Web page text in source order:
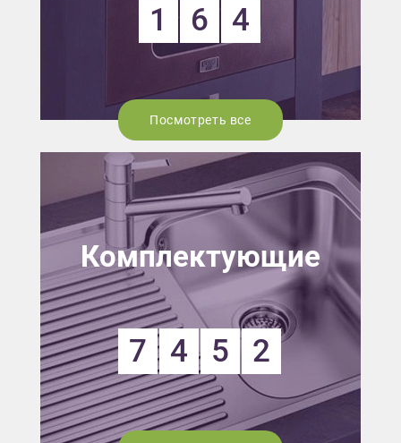
1 6 4
Посмотреть все
Комплектующие
7 4 5 2